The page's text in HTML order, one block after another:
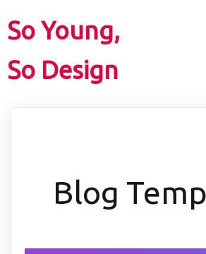
So Young,
So Design
Blog